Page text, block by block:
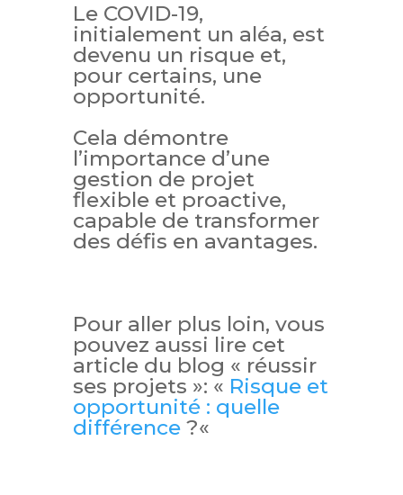
Le COVID-19,
initialement un aléa, est
devenu un risque et,
pour certains, une
opportunité.
Cela démontre
l’importance d’une
gestion de projet
flexible et proactive,
capable de transformer
des défis en avantages.
Pour aller plus loin, vous
pouvez aussi lire cet
article du blog « réussir
ses projets »: « Risque et
opportunité : quelle
différence?«